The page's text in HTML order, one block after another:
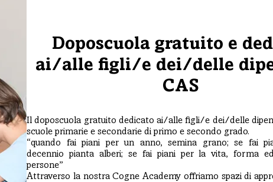
Doposcuola gratuito e
ai/alle figli/e dei/delle
CAS
Il doposcuola gratuito dedicato ai/alle figli/e dei/delle
scuole primarie e secondarie di primo e secondo grado.
“quando fai piani per un anno, semina grano; se fai
decennio pianta alberi; se fai piani per la vita, forma
persone”
Attraverso la nostra Cogne Academy offriamo spazi di